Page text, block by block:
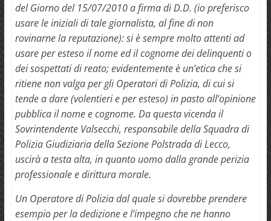
del Giorno del 15/07/2010 a firma di D.D. (io preferisco
usare le iniziali di tale giornalista, al fine di non
rovinarne la reputazione): si è sempre molto attenti ad
usare per esteso il nome ed il cognome dei delinquenti o
dei sospettati di reato; evidentemente è un’etica che si
ritiene non valga per gli Operatori di Polizia, di cui si
tende a dare (volentieri e per esteso) in pasto all’opinione
pubblica il nome e cognome. Da questa vicenda il
Sovrintendente Valsecchi, responsabile della Squadra di
Polizia Giudiziaria della Sezione Polstrada di Lecco,
uscirà a testa alta, in quanto uomo dalla grande perizia
professionale e dirittura morale.
Un Operatore di Polizia dal quale si dovrebbe prendere
esempio per la dedizione e l’impegno che ne hanno